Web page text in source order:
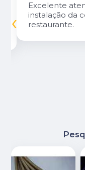
Excelente
instalação da
restaurante.
‹